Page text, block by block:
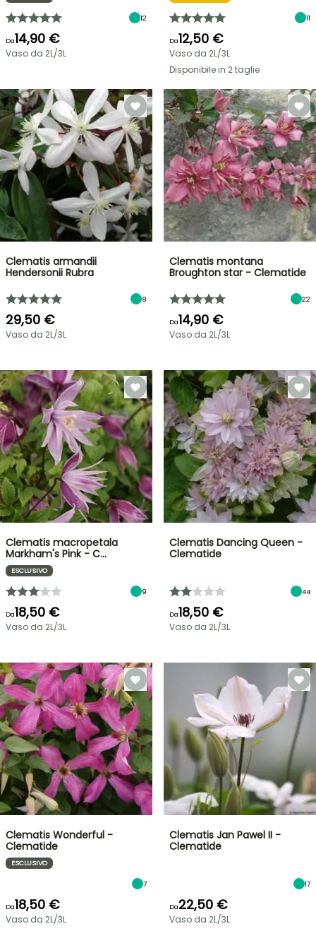
12
Da14,90 €
Vaso da 2L/3L
11
Da12,50 €
Vaso da 2L/3L
Disponibile in 2 taglie
Clematis armandii
Hendersonii Rubra
8
29,50 €
Vaso da 2L/3L
Clematis montana
Broughton star - Clematide
22
Da14,90 €
Vaso da 2L/3L
Clematis macropetala
Markham's Pink - C…
ESCLUSIVO
9
Da18,50 €
Vaso da 2L/3L
Clematis Dancing Queen -
Clematide
44
Da18,50 €
Vaso da 2L/3L
Clematis Wonderful -
Clematide
ESCLUSIVO
7
Da18,50 €
Vaso da 2L/3L
Clematis Jan Pawel II -
Clematide
17
Da22,50 €
Vaso da 2L/3L